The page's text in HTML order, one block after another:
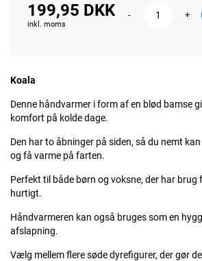
199,95 DKK
inkl. moms
- +
Koala
Denne håndvarmer i form af en blød bamse
komfort på kolde dage.
Den har to åbninger på siden, så du nemt
og få varme på farten.
Perfekt til både børn og voksne, der har
hurtigt.
Håndvarmeren kan også bruges som en
afslapning.
Vælg mellem flere søde dyrefigurer, der gør